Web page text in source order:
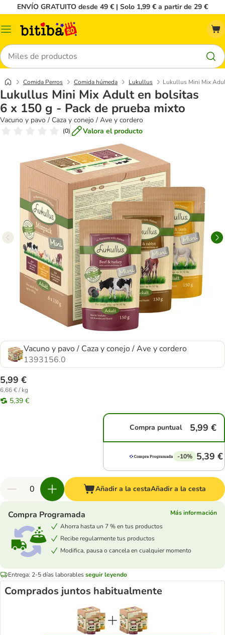
ENVÍO GRATUITO desde 49 € | Solo 1,99 € a partir de 29 €
Menú
Buscar
Comida Perros Comida húmeda Lukullus Lukullus Mini Mix
Lukullus Mini Mix Adult en bolsitas
6 x 150 g - Pack de prueba mixto
Vacuno y pavo / Caza y conejo / Ave y cordero
(0) Valora el producto
Vacuno y pavo / Caza y conejo / Ave y cordero
1393156.0
5,99 €
6,66 € / kg
5,39 €
Compra puntual 5,99 €
-10% 5,39 €
Añadir a la cestaAñadir a la cesta
Compra Programada
Más información
Ahorra hasta un 7 % en tus productos
Recibe regularmente tus productos
Modifica, pausa o cancela en cualquier momento
Entrega: 2-5 días laborablesseguir leyendo
Comprados juntos habitualmente